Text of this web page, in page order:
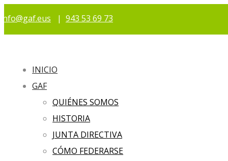
info@gaf.eus | 943 53 69 73
INICIO
GAF
QUIÉNES SOMOS
HISTORIA
JUNTA DIRECTIVA
CÓMO FEDERARSE